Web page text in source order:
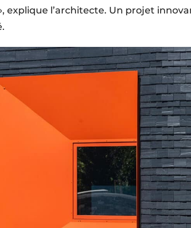
explique l’architecte. Un projet